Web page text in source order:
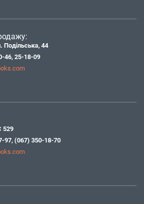
Подільська, 44
46, 25-18-09
529
97, (067) 350-18-70